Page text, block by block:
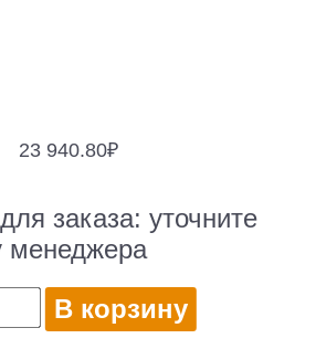
23 940.80₽
заказа:уточните
менеджера
В корзину